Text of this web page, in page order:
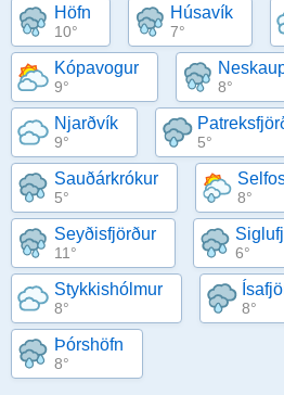
Höfn
10°
Húsavík
7°
Kópavogur
9° 8°
Njarðvík
9° 5°
Sauðárkrókur
5° 8°
Seyðisfjörður
11° 6°
Stykkishólmur
8° 8°
Þórshöfn
8°